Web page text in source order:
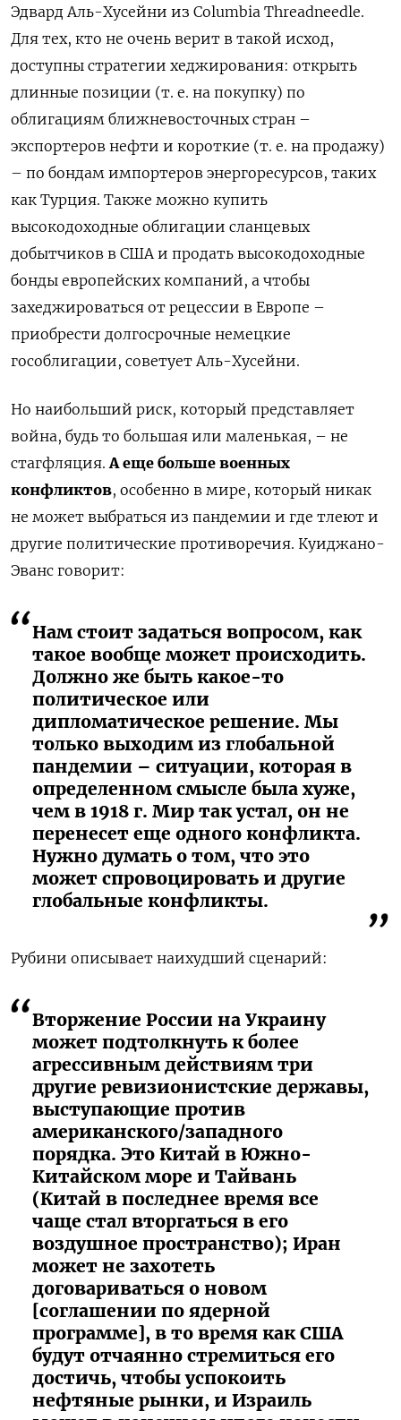
Эдвард Аль-Хусейни из Columbia Threadneedle.
Для тех, кто не очень верит в такой исход,
доступны стратегии хеджирования: открыть
длинные позиции (т. е. на покупку) по
облигациям ближневосточных стран –
экспортеров нефти и короткие (т. е. на продажу)
– по бондам импортеров энергоресурсов, таких
как Турция. Также можно купить
высокодоходные облигации сланцевых
добытчиков в США и продать высокодоходные
бонды европейских компаний, а чтобы
захеджироваться от рецессии в Европе –
приобрести долгосрочные немецкие
гособлигации, советует Аль-Хусейни.
Но наибольший риск, который представляет
война, будь то большая или маленькая, – не
стагфляция. А еще больше военных
конфликтов, особенно в мире, который никак
не может выбраться из пандемии и где тлеют и
другие политические противоречия. Куиджано-
Эванс говорит:
Нам стоит задаться вопросом, как
такое вообще может происходить.
Должно же быть какое-то
политическое или
дипломатическое решение. Мы
только выходим из глобальной
пандемии – ситуации, которая в
определенном смысле была хуже,
чем в 1918 г. Мир так устал, он не
перенесет еще одного конфликта.
Нужно думать о том, что это
может спровоцировать и другие
глобальные конфликты.
Рубини описывает наихудший сценарий:
Вторжение России на Украину
может подтолкнуть к более
агрессивным действиям три
другие ревизионистские державы,
выступающие против
американского/западного
порядка. Это Китай в Южно-
Китайском море и Тайвань
(Китай в последнее время все
чаще стал вторгаться в его
воздушное пространство); Иран
может не захотеть
договариваться о новом
[соглашении по ядерной
программе], в то время как США
будут отчаянно стремиться его
достичь, чтобы успокоить
нефтяные рынки, и Израиль